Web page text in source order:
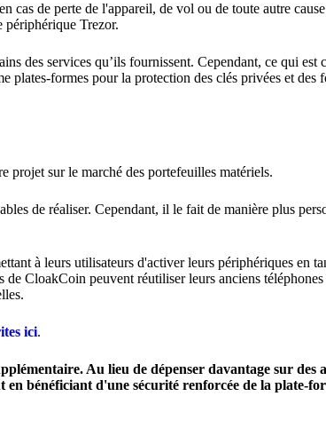
cas de perte de l'appareil, de vol ou de toute autre
périphérique Trezor.
des services qu’ils fournissent. Cependant, ce qui est
plates-formes pour la protection des clés privées et des
projet sur le marché des portefeuilles matériels.
de réaliser. Cependant, il le fait de manière plus
à leurs utilisateurs d'activer leurs périphériques en
CloakCoin peuvent réutiliser leurs anciens
ici.
Au lieu de dépenser davantage sur des
bénéficiant d'une sécurité renforcée de la plate-